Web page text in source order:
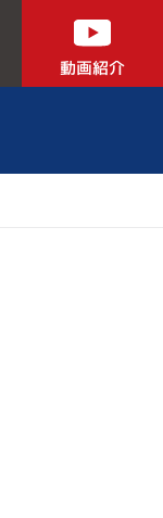
動画紹介